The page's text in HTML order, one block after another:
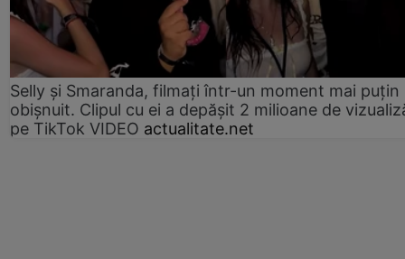
Selly și Smaranda, filmați într-un moment mai puțin
obișnuit. Clipul cu ei a depășit 2 milioane de
pe TikTok VIDEO actualitate.net